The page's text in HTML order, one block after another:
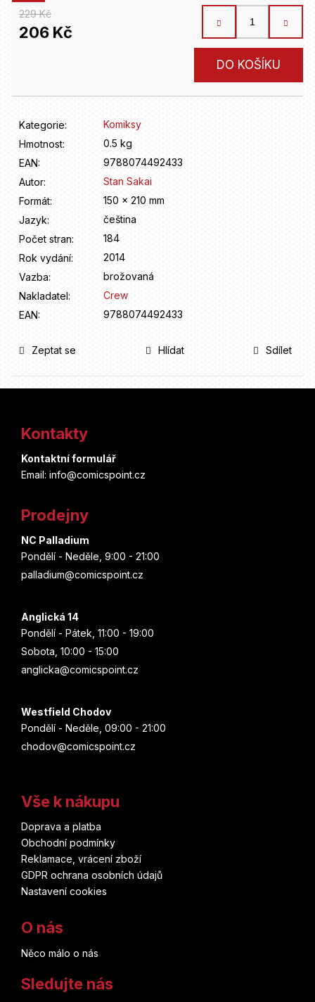
229 Kč
206 Kč
DO KOŠÍKU
Kategorie:
Komiksy
Hmotnost:
0.5 kg
EAN:
9788074492433
Autor:
Stan Sakai
Formát:
150 x 210 mm
Jazyk:
čeština
Počet stran:
184
Rok vydání:
2014
Vazba:
brožovaná
Nakladatel:
Crew
EAN: 9788074492433
Zeptat se Hlídat Sdílet
HLEDAT
r
u
č
u
e
m
e
Kontakty
Kontaktní formulář
Email: info@comicspoint.cz
Prodejny
NC Palladium
Pondělí - Neděle, 9:00 - 21:00
palladium@comicspoint.cz
Anglická 14
Pondělí - Pátek, 11:00 - 19:00
Sobota, 10:00 - 15:00
anglicka@comicspoint.cz
Westfield Chodov
Pondělí - Neděle, 09:00 - 21:00
chodov@comicspoint.cz
Vše k nákupu
Doprava a platba
Obchodní podmínky
Reklamace, vrácení zboží
GDPR ochrana osobních údajů
Nastavení cookies
O nás
Něco málo o nás
Sledujte nás